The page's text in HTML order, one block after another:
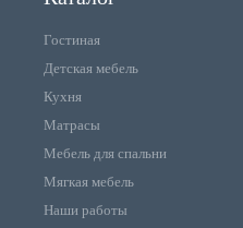
Гостиная
Детская мебель
Кухня
Матрасы
Мебель для спальни
Мягкая мебель
Наши работы